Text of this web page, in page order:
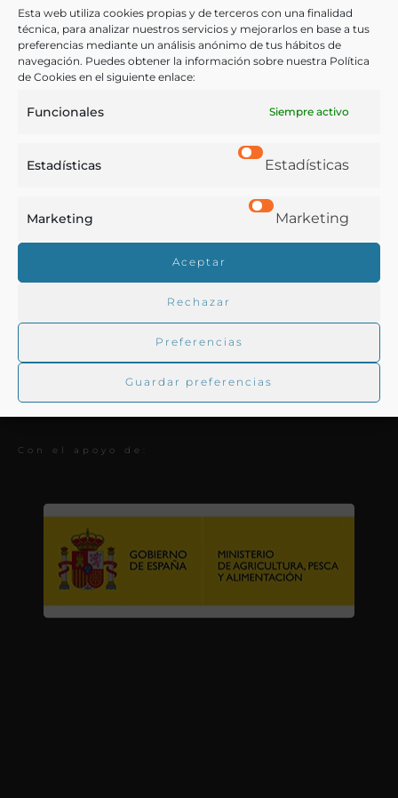
Esta web utiliza cookies propias y de terceros con una finalidad
técnica, para analizar nuestros servicios y mejorarlos en base a tus
preferencias mediante un análisis anónimo de tus hábitos de
navegación. Puedes obtener la información sobre nuestra Política
de Cookies en el siguiente enlace:
Funcionales Siempre activo
Estadísticas Estadísticas
Marketing Marketing
Aceptar
Rechazar
Preferencias
Guardar preferencias
- [1920-1930]
Real Academia de Gastronomía
Trabajamos para difundir y proteger la cultura
La RAG
Con el apoyo de: